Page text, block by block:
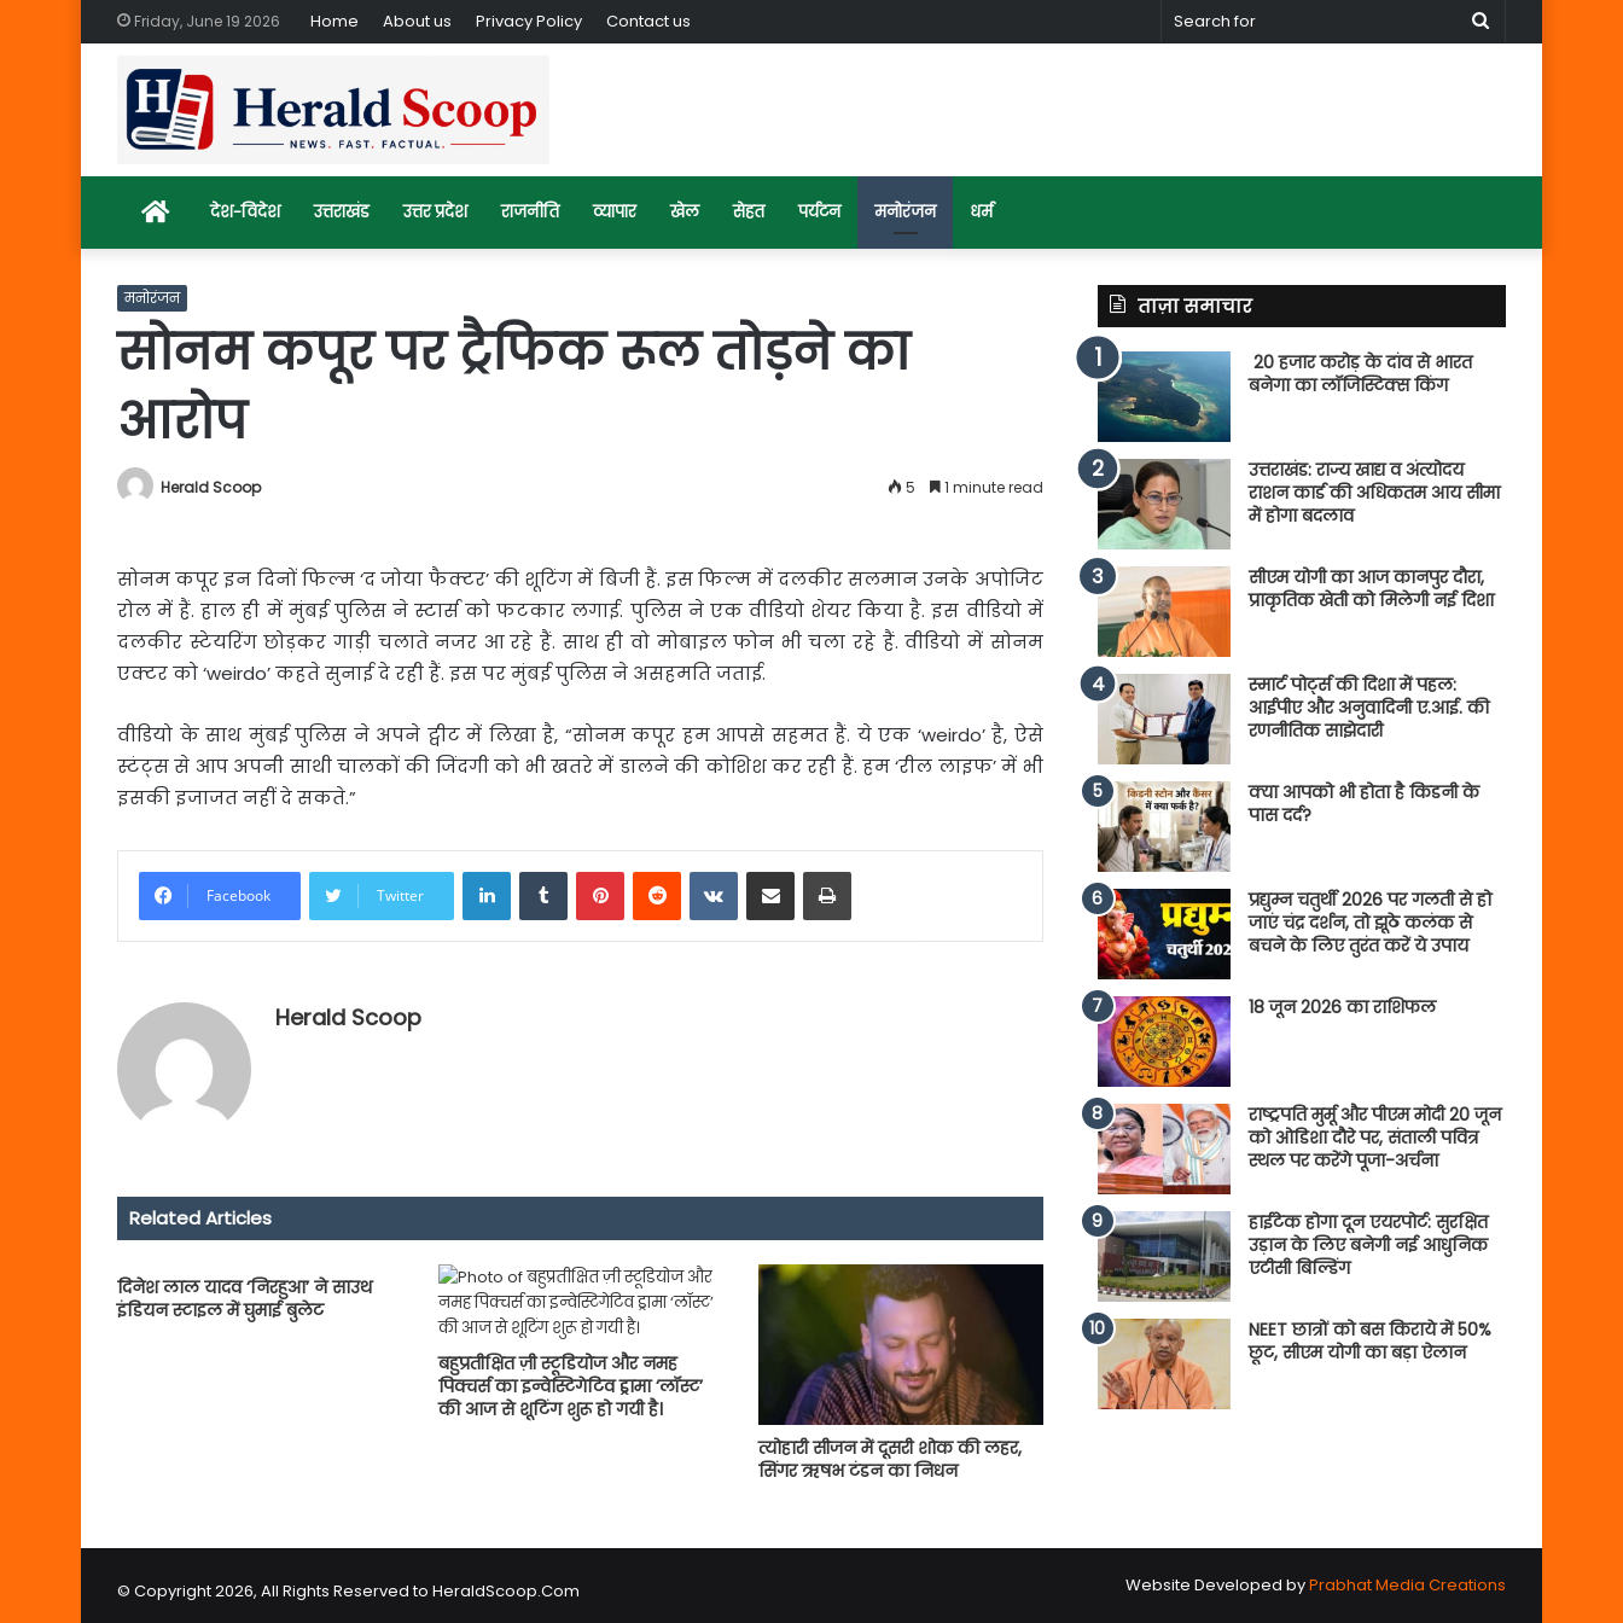
Friday, June 19 2026 Home About us Privacy Policy Contact us
Search
Homeदेश-विदेश उत्तराखंड उत्तर प्रदेश राजनीति व्यापार खेल सेहत पर्यटन मनोरंजन धर्म
मनोरंजन
सोनम कपूर पर ट्रैफ‍िक रूल तोड़ने का
आरोप
Herald Scoop 5 1 minute read
सोनम कपूर इन दिनों फिल्म ‘द जोया फैक्टर’ की शूटिंगमें बिजी हैं. इस फिल्म में दलकीर सलमान उनके अपोजिट
रोल में हैं. हाल ही में मुंबई पुलिस ने स्टार्स को फटकार लगाई. पुलिस ने एक वीडियो शेयर किया है. इस वीडियो में
दलकीर स्टेयरिंग छोड़कर गाड़ी चलाते नजर आ रहे हैं. साथ ही वो मोबाइल फोन भी चला रहे हैं. वीडियो में सोनम
एक्टर को ‘weirdo’ कहते सुनाई दे रही हैं. इस पर मुंबई पुलिस ने असहमति जताई.
वीडियो के साथ मुंबई पुलिस ने अपने ट्वीट में लिखा है, “सोनम कपूर हम आपसे सहमत हैं. ये एक ‘weirdo’ है, ऐसे
स्टंट्स से आप अपनी साथी चालकों की जिंदगी को भी खतरे में डालने की कोशिश कर रही हैं. हम ‘रील लाइफ’ में भी
इसकी इजाजत नहीं दे सकते.”
Facebook Twitter
LinkedInTumblrPinterestReddit VKontakte
Share via Email Print
Herald Scoop
Related Articles
दिनेश लाल यादव ‘निरहुआ’ ने साउथ
इंडियन स्टाइल में घुमाई बुलेट
बहुप्रतीक्षित ज़ी स्टूडियोज और नमह
पिक्चर्स का इन्वेस्टिगेटिव ड्रामा ‘लॉस्ट’
की आज से शूटिंग शुरू हो गयी है।
त्योहारी सीजन में दूसरी शोक की लहर,
सिंगर ऋषभ टंडन का निधन
ताज़ा समाचार
20 हजार करोड़ के दांव से भारत
बनेगा का लॉजिस्टिक्स किंग
उत्तराखंड: राज्य खाद्य व अंत्योदय
राशन कार्ड की अधिकतम आय सीमा
में होगा बदलाव
सीएम योगी का आज कानपुर दौरा,
प्राकृतिक खेती को मिलेगी नई दिशा
स्मार्ट पोर्ट्स की दिशा में पहल:
आईपीए और अनुवादिनी ए.आई. की
रणनीतिक साझेदारी
क्या आपको भी होता है किडनी के
पास दर्द?
प्रद्युम्न चतुर्थी 2026 पर गलती से हो
जाएं चंद्र दर्शन, तो झूठे कलंक से
बचने के लिए तुरंत करें ये उपाय
18 जून 2026 का राशिफल
राष्ट्रपति मुर्मू और पीएम मोदी 20 जून
को ओडिशा दौरे पर, संताली पवित्र
स्थल पर करेंगे पूजा-अर्चना
हाईटेक होगा दून एयरपोर्ट: सुरक्षित
उड़ान के लिए बनेगी नई आधुनिक
एटीसी बिल्डिंग
NEET छात्रों को बस किराये में 50%
छूट, सीएम योगी का बड़ा ऐलान
© Copyright 2026, All Rights Reserved to HeraldScoop.Com Website Developed byPrabhat Media Creations